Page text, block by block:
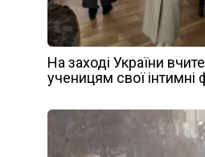
На заході України
ученицям свої інтимні